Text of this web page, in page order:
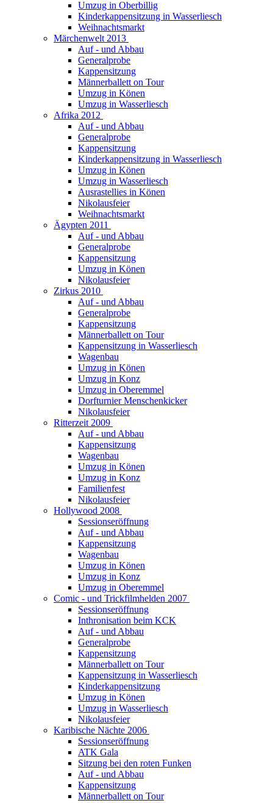
Umzug in Oberbillig
Kinderkappensitzung in Wasserliesch
Weihnachtsmarkt
Märchenwelt 2013
Auf - und Abbau
Generalprobe
Kappensitzung
Männerballett on Tour
Umzug in Könen
Umzug in Wasserliesch
Afrika 2012
Auf - und Abbau
Generalprobe
Kappensitzung
Kinderkappensitzung in Wasserliesch
Umzug in Könen
Umzug in Wasserliesch
Ausrastellies in Könen
Nikolausfeier
Weihnachtsmarkt
Ägypten 2011
Auf - und Abbau
Generalprobe
Kappensitzung
Umzug in Könen
Nikolausfeier
Zirkus 2010
Auf - und Abbau
Generalprobe
Kappensitzung
Männerballett on Tour
Kappensitzung in Wasserliesch
Wagenbau
Umzug in Könen
Umzug in Konz
Umzug in Oberemmel
Dorfturnier Menschenkicker
Nikolausfeier
Ritterzeit 2009
Auf - und Abbau
Kappensitzung
Wagenbau
Umzug in Könen
Umzug in Konz
Familienfest
Nikolausfeier
Hollywood 2008
Sessionseröffnung
Auf - und Abbau
Kappensitzung
Wagenbau
Umzug in Könen
Umzug in Konz
Umzug in Oberemmel
Comic - und Trickfilmhelden 2007
Sessionseröffnung
Inthronisation beim KCK
Auf - und Abbau
Generalprobe
Kappensitzung
Männerballett on Tour
Kappensitzung in Wasserliesch
Kinderkappensitzung
Umzug in Könen
Umzug in Wasserliesch
Nikolausfeier
Karibische Nächte 2006
Sessionseröffnung
ATK Gala
Sitzung bei den roten Funken
Auf - und Abbau
Kappensitzung
Männerballett on Tour